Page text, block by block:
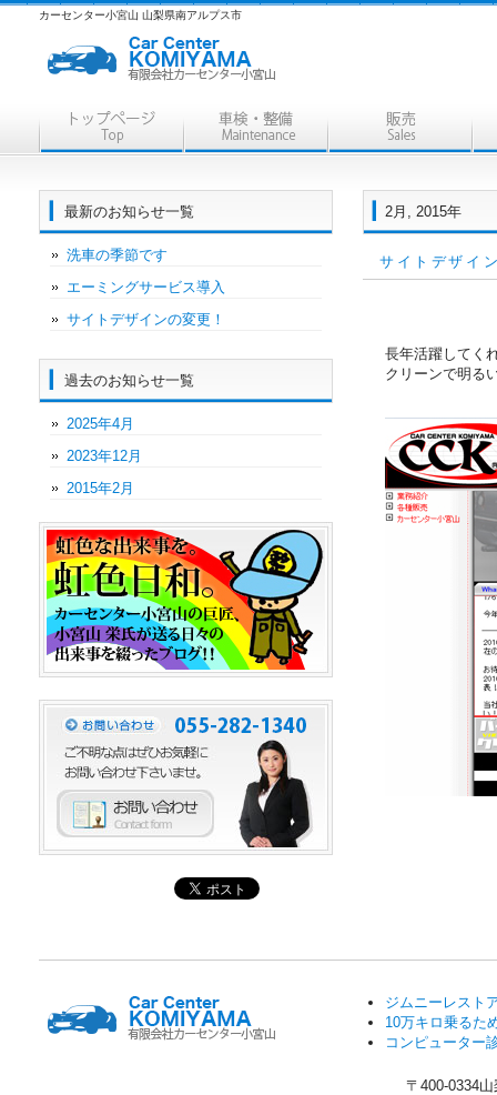
カーセンター小宮山 山梨県南アルプス市
2月, 2015年
サイトデザイ
長年活躍してく
クリーンで明る
最新のお知らせ一覧
洗車の季節です
エーミングサービス導入
サイトデザインの変更！
過去のお知らせ一覧
2025年4月
2023年12月
2015年2月
ジムニーレスト
10万キロ乗るた
コンピューター
〒400-0334